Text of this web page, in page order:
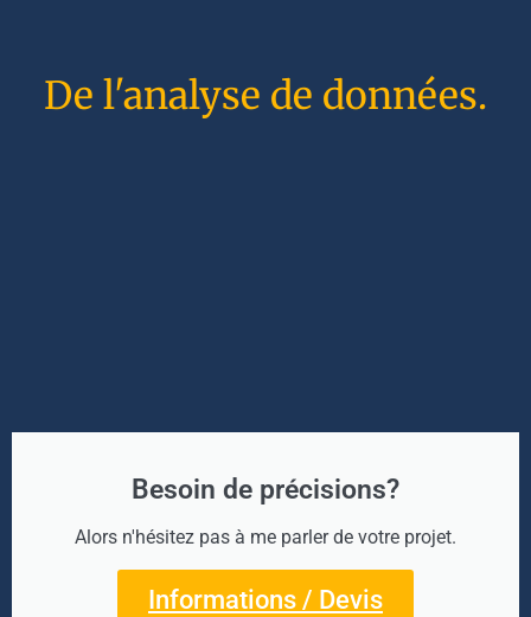
De l'analyse de données.
Besoin de précisions?
Alors n'hésitez pas à me parler de votre projet.
Informations / Devis